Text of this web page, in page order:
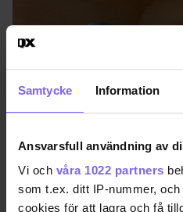
Samtycke Information
Ansvarsfull användning av
Vi och våra 1022 partners
som t.ex. ditt IP-nummer,
cookies för att lagra och få
PrEP Foto: Jeff Chiu/TT